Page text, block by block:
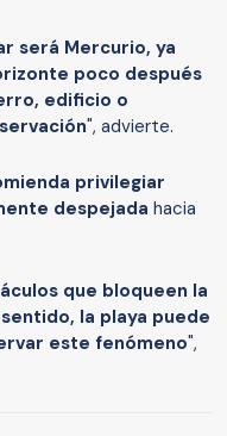
será Mercurio, ya
poco después
edificio o
", advierte.
privilegiar
despejada hacia
que bloqueen la
la playa puede
este fenómeno",